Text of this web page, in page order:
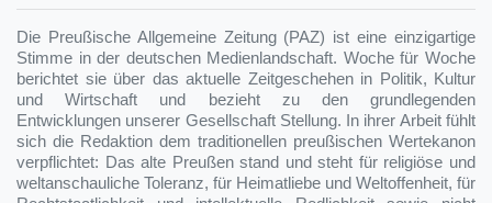
Die Preußische Allgemeine Zeitung (PAZ) ist eine einzigartige
Stimme in der deutschen Medienlandschaft. Woche für Woche
berichtet sie über das aktuelle Zeitgeschehen in Politik, Kultur
und Wirtschaft und bezieht zu den grundlegenden
Entwicklungen unserer Gesellschaft Stellung. In ihrer Arbeit fühlt
sich die Redaktion dem traditionellen preußischen Wertekanon
verpflichtet: Das alte Preußen stand und steht für religiöse und
weltanschauliche Toleranz, für Heimatliebe und Weltoffenheit, für